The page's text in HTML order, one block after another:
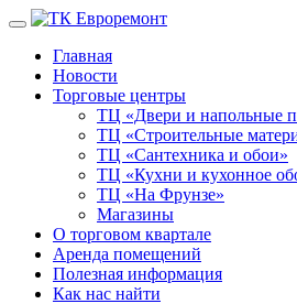
Главная
Новости
Торговые центры
ТЦ «Двери и напольные
ТЦ «Строительные
ТЦ «Сантехника и обои»
ТЦ «Кухни и кухонное
ТЦ «На Фрунзе»
Магазины
О торговом квартале
Аренда помещений
Полезная информация
Как нас найти